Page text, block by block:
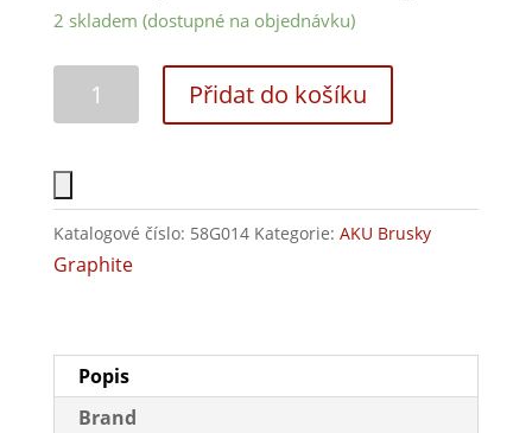
2 skladem (dostupné na objednávku)
Přidat do košíku
Katalogové číslo: 58G014 Kategorie: AKU Brusky
Graphite
Popis
Brand